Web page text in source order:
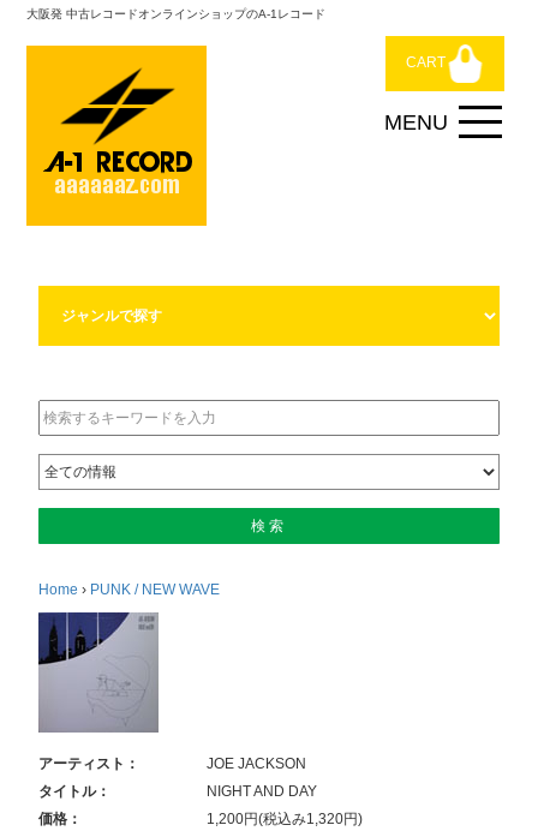
大阪発 中古レコードオンラインショップのA-1レコード
CART
Home › PUNK / NEW WAVE
アーティスト：
JOE JACKSON
タイトル：
NIGHT AND DAY
価格：
1,200円(税込み1,320円)